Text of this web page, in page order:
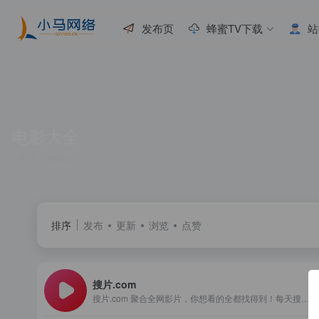
发布页 蜂蜜TV下载
排序 发布 更新 浏览 点赞
搜片.com